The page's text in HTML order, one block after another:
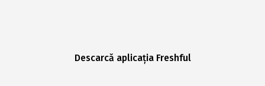
Descarcă aplicația Freshful